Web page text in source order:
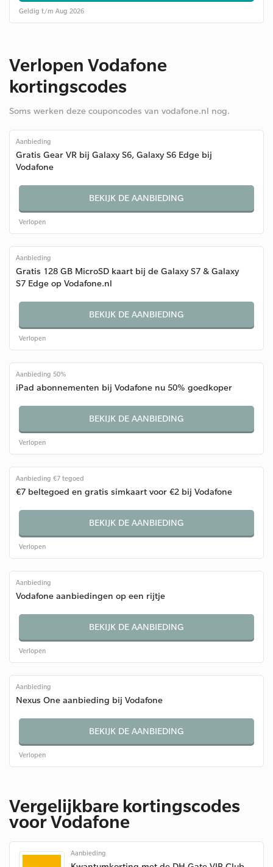
Geldig t/m Aug 2026
Verlopen Vodafone
kortingscodes
Soms werken deze couponcodes van vodafone.nl nog.
Aanbieding
Gratis Gear VR bij Galaxy S6, Galaxy S6 Edge bij
Vodafone
BEKIJK DE AANBIEDING
Verlopen
Aanbieding
Gratis 128 GB MicroSD kaart bij de Galaxy S7 & Galaxy
S7 Edge op Vodafone.nl
BEKIJK DE AANBIEDING
Verlopen
Aanbieding 50%
iPad abonnementen bij Vodafone nu 50% goedkoper
BEKIJK DE AANBIEDING
Verlopen
Aanbieding €7 tegoed
€7 beltegoed en gratis simkaart voor €2 bij Vodafone
BEKIJK DE AANBIEDING
Verlopen
Aanbieding
Vodafone aanbiedingen op een rijtje
BEKIJK DE AANBIEDING
Verlopen
Aanbieding
Nexus One aanbieding bij Vodafone
BEKIJK DE AANBIEDING
Verlopen
Vergelijkbare kortingscodes
voor Vodafone
Aanbieding